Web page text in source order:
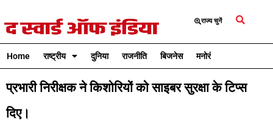
राज्य चुनें
Home राष्ट्रीय दुनिया राजनीति बिजनेस मनोरंजन
प्रभारी निरीक्षक ने किशोरियों को साइबर सुरक्षा के टिप्स
दिए।